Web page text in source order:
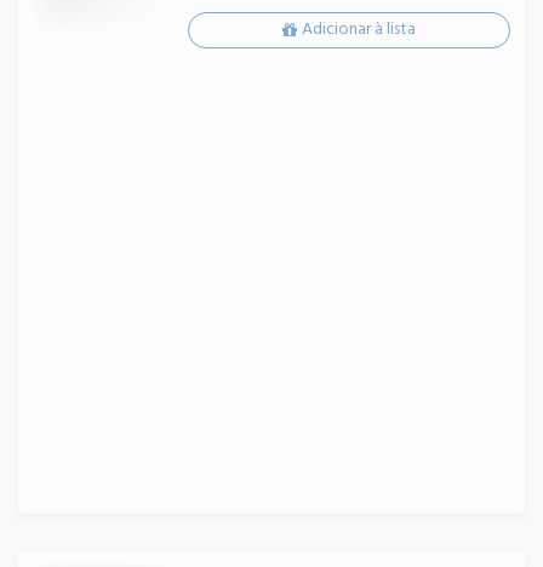
Adicionar à lista